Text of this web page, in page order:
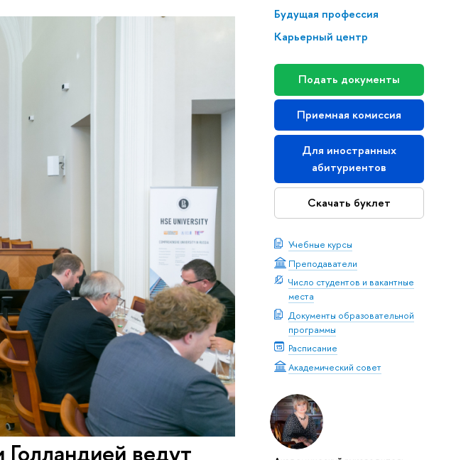
Будущая профессия
Карьерный центр
Подать документы
Приемная комиссия
Для иностранных
абитуриентов
Скачать буклет
Учебные курсы
Преподаватели
Число студентов и вакантные
места
Документы образовательной
программы
Расписание
Академический совет
ведут